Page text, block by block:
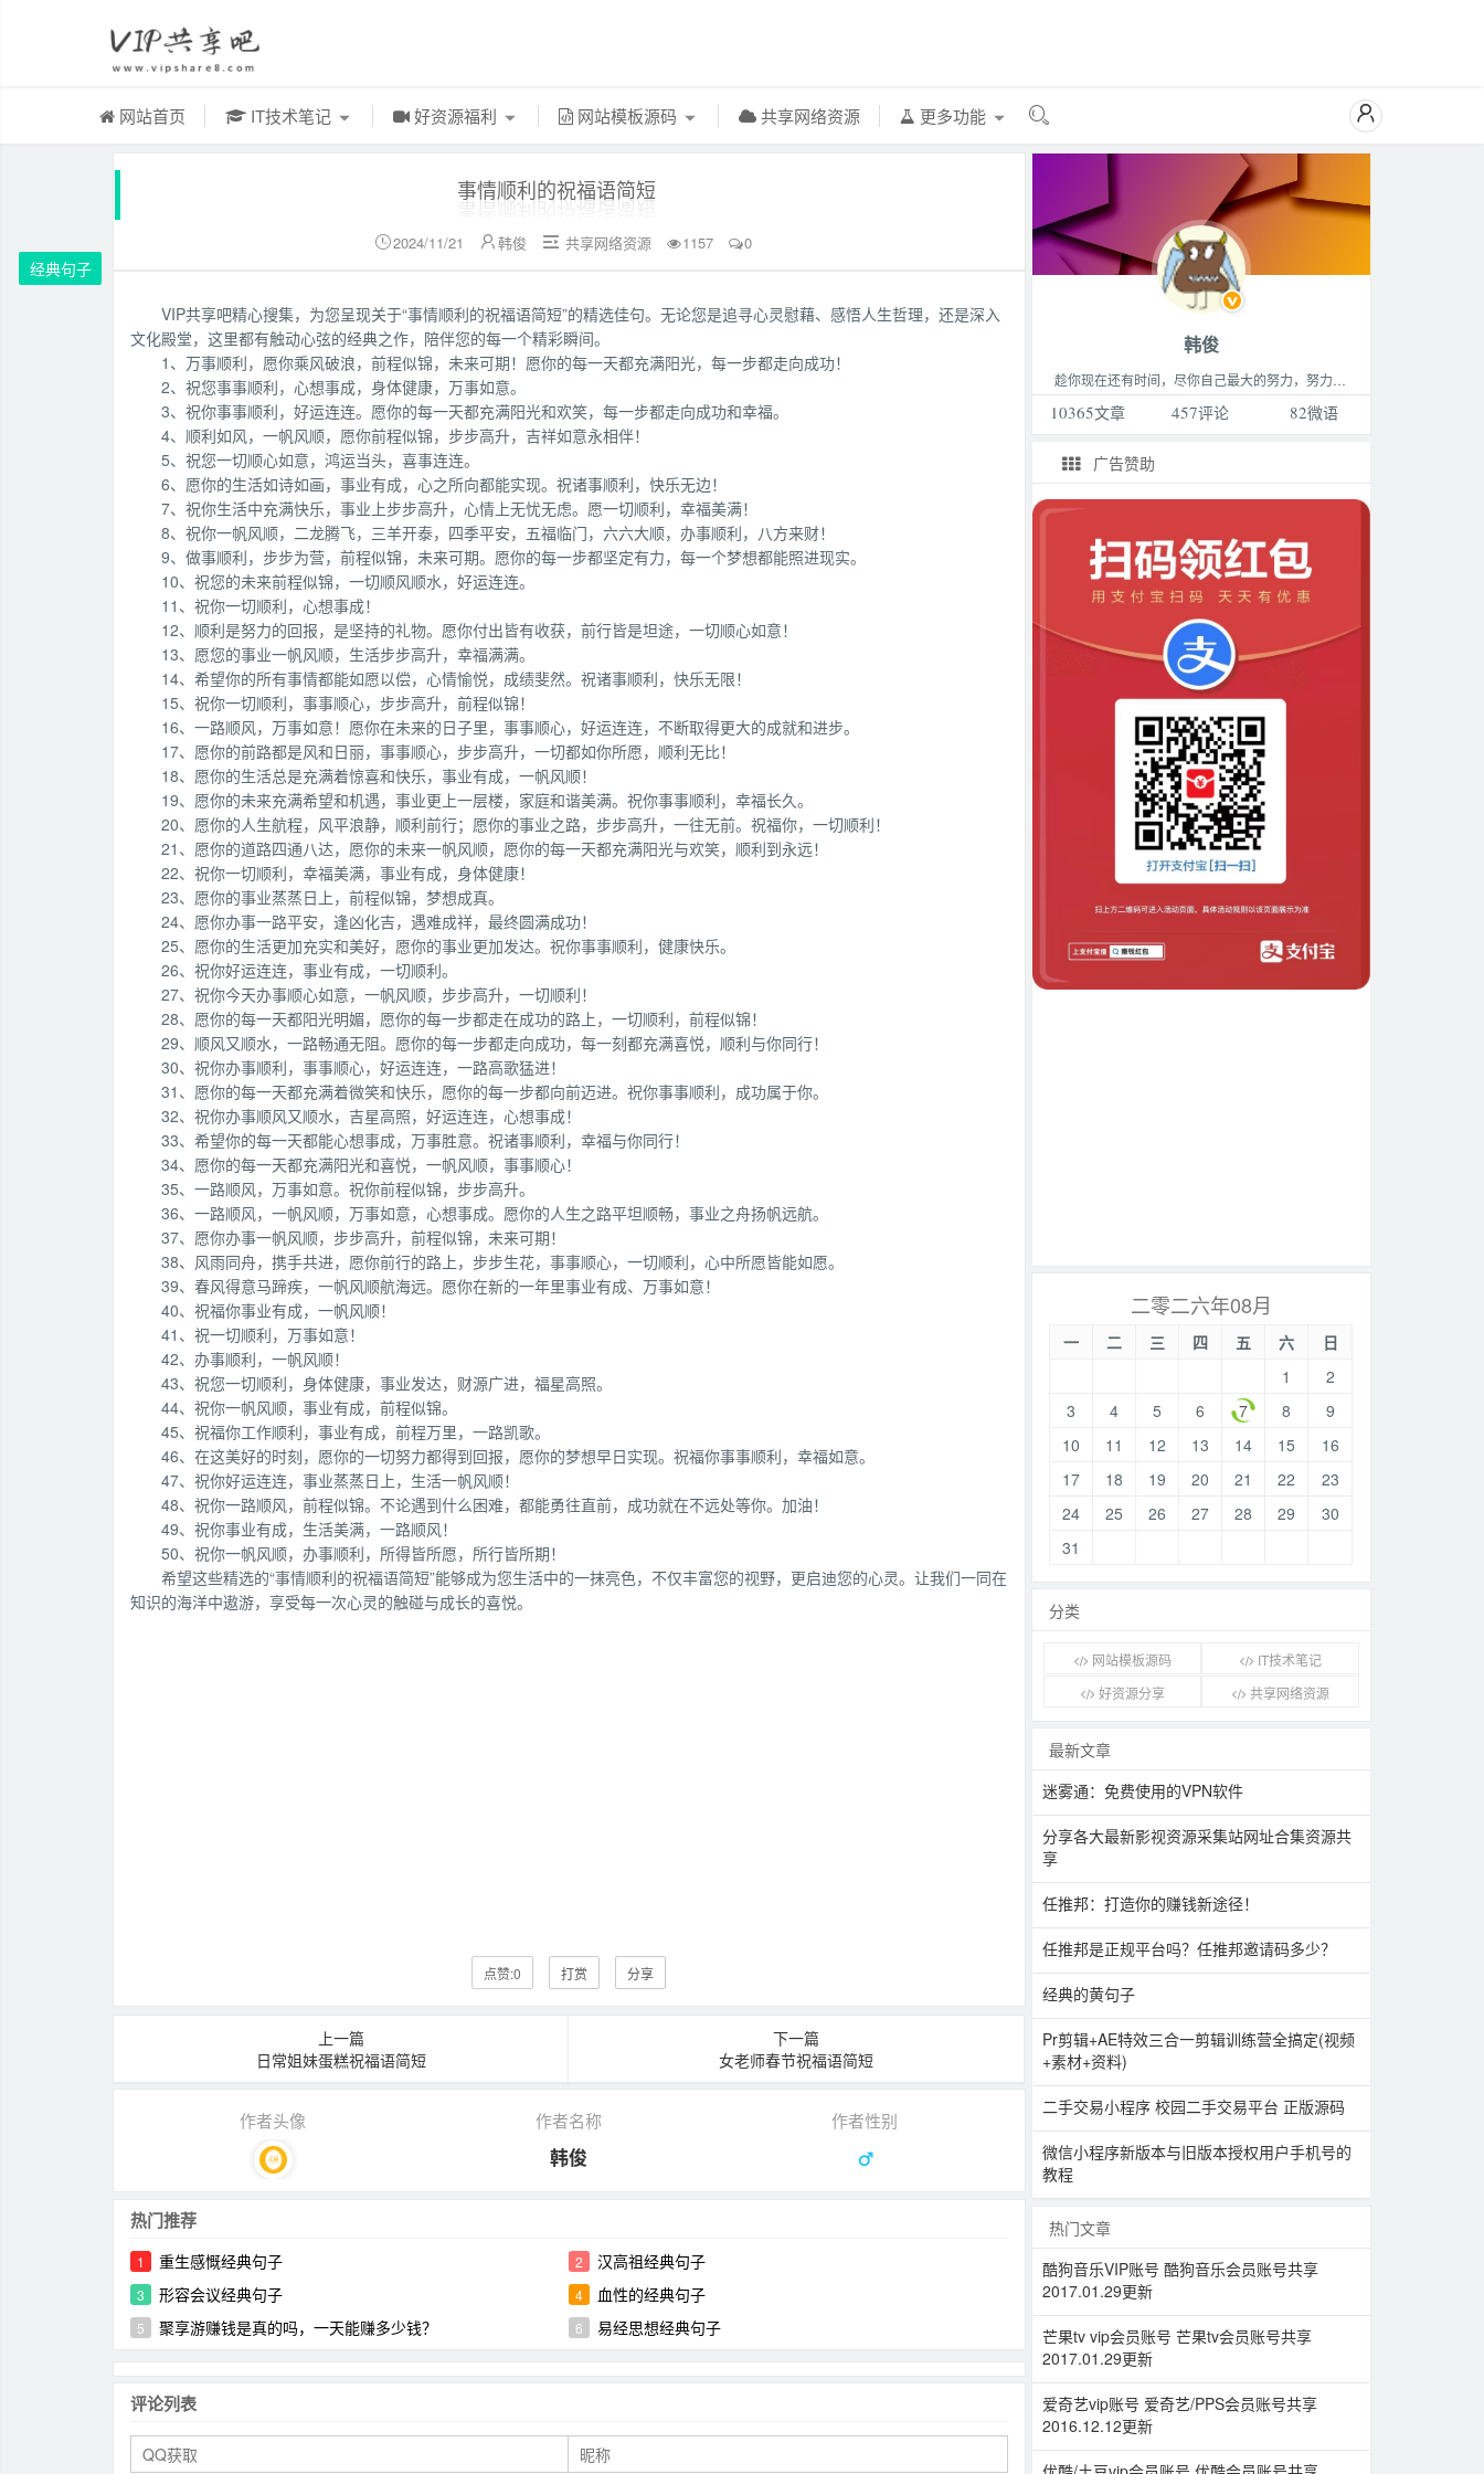
网站首页 IT技术笔记 好资源福利 网站模板源码 共享网络资源 更多功能  
经典句子
事情顺利的祝福语简短
2024/11/21  韩俊  共享网络资源 1157 0
VIP共享吧精心搜集，为您呈现关于“事情顺利的祝福语简短”的精选佳句。无论您是追寻心灵慰藉、感悟人生哲理，还是深入
文化殿堂，这里都有触动心弦的经典之作，陪伴您的每一个精彩瞬间。
1、万事顺利，愿你乘风破浪，前程似锦，未来可期！愿你的每一天都充满阳光，每一步都走向成功！
2、祝您事事顺利，心想事成，身体健康，万事如意。
3、祝你事事顺利，好运连连。愿你的每一天都充满阳光和欢笑，每一步都走向成功和幸福。
4、顺利如风，一帆风顺，愿你前程似锦，步步高升，吉祥如意永相伴！
5、祝您一切顺心如意，鸿运当头，喜事连连。
6、愿你的生活如诗如画，事业有成，心之所向都能实现。祝诸事顺利，快乐无边！
7、祝你生活中充满快乐，事业上步步高升，心情上无忧无虑。愿一切顺利，幸福美满！
8、祝你一帆风顺，二龙腾飞，三羊开泰，四季平安，五福临门，六六大顺，办事顺利，八方来财！
9、做事顺利，步步为营，前程似锦，未来可期。愿你的每一步都坚定有力，每一个梦想都能照进现实。
10、祝您的未来前程似锦，一切顺风顺水，好运连连。
11、祝你一切顺利，心想事成！
12、顺利是努力的回报，是坚持的礼物。愿你付出皆有收获，前行皆是坦途，一切顺心如意！
13、愿您的事业一帆风顺，生活步步高升，幸福满满。
14、希望你的所有事情都能如愿以偿，心情愉悦，成绩斐然。祝诸事顺利，快乐无限！
15、祝你一切顺利，事事顺心，步步高升，前程似锦！
16、一路顺风，万事如意！愿你在未来的日子里，事事顺心，好运连连，不断取得更大的成就和进步。
17、愿你的前路都是风和日丽，事事顺心，步步高升，一切都如你所愿，顺利无比！
18、愿你的生活总是充满着惊喜和快乐，事业有成，一帆风顺！
19、愿你的未来充满希望和机遇，事业更上一层楼，家庭和谐美满。祝你事事顺利，幸福长久。
20、愿你的人生航程，风平浪静，顺利前行；愿你的事业之路，步步高升，一往无前。祝福你，一切顺利！
21、愿你的道路四通八达，愿你的未来一帆风顺，愿你的每一天都充满阳光与欢笑，顺利到永远！
22、祝你一切顺利，幸福美满，事业有成，身体健康！
23、愿你的事业蒸蒸日上，前程似锦，梦想成真。
24、愿你办事一路平安，逢凶化吉，遇难成祥，最终圆满成功！
25、愿你的生活更加充实和美好，愿你的事业更加发达。祝你事事顺利，健康快乐。
26、祝你好运连连，事业有成，一切顺利。
27、祝你今天办事顺心如意，一帆风顺，步步高升，一切顺利！
28、愿你的每一天都阳光明媚，愿你的每一步都走在成功的路上，一切顺利，前程似锦！
29、顺风又顺水，一路畅通无阻。愿你的每一步都走向成功，每一刻都充满喜悦，顺利与你同行！
30、祝你办事顺利，事事顺心，好运连连，一路高歌猛进！
31、愿你的每一天都充满着微笑和快乐，愿你的每一步都向前迈进。祝你事事顺利，成功属于你。
32、祝你办事顺风又顺水，吉星高照，好运连连，心想事成！
33、希望你的每一天都能心想事成，万事胜意。祝诸事顺利，幸福与你同行！
34、愿你的每一天都充满阳光和喜悦，一帆风顺，事事顺心！
35、一路顺风，万事如意。祝你前程似锦，步步高升。
36、一路顺风，一帆风顺，万事如意，心想事成。愿你的人生之路平坦顺畅，事业之舟扬帆远航。
37、愿你办事一帆风顺，步步高升，前程似锦，未来可期！
38、风雨同舟，携手共进，愿你前行的路上，步步生花，事事顺心，一切顺利，心中所愿皆能如愿。
39、春风得意马蹄疾，一帆风顺航海远。愿你在新的一年里事业有成、万事如意！
40、祝福你事业有成，一帆风顺！
41、祝一切顺利，万事如意！
42、办事顺利，一帆风顺！
43、祝您一切顺利，身体健康，事业发达，财源广进，福星高照。
44、祝你一帆风顺，事业有成，前程似锦。
45、祝福你工作顺利，事业有成，前程万里，一路凯歌。
46、在这美好的时刻，愿你的一切努力都得到回报，愿你的梦想早日实现。祝福你事事顺利，幸福如意。
47、祝你好运连连，事业蒸蒸日上，生活一帆风顺！
48、祝你一路顺风，前程似锦。不论遇到什么困难，都能勇往直前，成功就在不远处等你。加油！
49、祝你事业有成，生活美满，一路顺风！
50、祝你一帆风顺，办事顺利，所得皆所愿，所行皆所期！
希望这些精选的“事情顺利的祝福语简短”能够成为您生活中的一抹亮色，不仅丰富您的视野，更启迪您的心灵。让我们一同在
知识的海洋中遨游，享受每一次心灵的触碰与成长的喜悦。
点赞:0 打赏 分享
上一篇
日常姐妹蛋糕祝福语简短
下一篇
女老师春节祝福语简短
作者头像 作者名称 作者性别
韩俊
热门推荐
1 重生感慨经典句子 2 汉高祖经典句子
3 形容会议经典句子 4 血性的经典句子
5 聚享游赚钱是真的吗，一天能赚多少钱？ 6 易经思想经典句子
评论列表
韩俊
趁你现在还有时间，尽你自己最大的努力，努力做成你最想做的那件事，成为你最想成为的那种人，过着你最想过的那种生活。这个世界永远比你想的要更精彩，不要败给生活。
10365文章 457评论 82微语
广告赞助
二零二六年08月
一 二 三 四 五 六
日
1
2
3
4 5 6 7 8
9
10
11 12 13 14 15
16
17
18 19 20 21 22
23
24
25 26 27 28 29
30
31
分类
网站模板源码
IT技术笔记
好资源分享
共享网络资源
最新文章
迷雾通：免费使用的VPN软件
分享各大最新影视资源采集站网址合集资源共
享
任推邦：打造你的赚钱新途径！
任推邦是正规平台吗？任推邦邀请码多少？
经典的黄句子
Pr剪辑+AE特效三合一剪辑训练营全搞定(视频
+素材+资料)
二手交易小程序 校园二手交易平台 正版源码
微信小程序新版本与旧版本授权用户手机号的
教程
热门文章
酷狗音乐VIP账号 酷狗音乐会员账号共享
2017.01.29更新
芒果tv vip会员账号 芒果tv会员账号共享
2017.01.29更新
爱奇艺vip账号 爱奇艺/PPS会员账号共享
2016.12.12更新